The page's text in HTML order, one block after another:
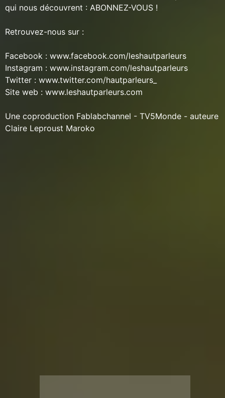
qui nous découvrent : ABONNEZ-VOUS !
Retrouvez-nous sur :
Facebook : www.facebook.com/leshautparleurs
Instagram : www.instagram.com/leshautparleurs
Twitter : www.twitter.com/hautparleurs_
Site web : www.leshautparleurs.com
Une coproduction Fablabchannel - TV5Monde - auteure
Claire Leproust Maroko